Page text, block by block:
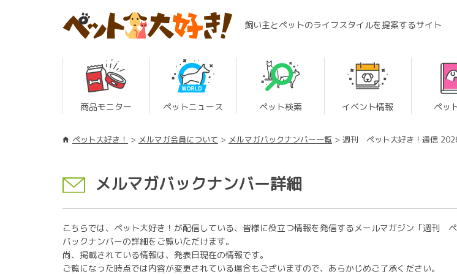
飼い主とペットのライフスタイルを提案するサイト
商品モニター ペットニュース ペット検索 イベント情報 ペッ
ペット大好き！ メルマガ会員について メルマガバックナンバー一覧 週刊 ペット大好き！通信
メルマガバックナンバー詳細
こちらでは、ペット大好き！が配信している、皆様に役立つ情報を発信するメールマガジン「週刊
バックナンバーの詳細をご覧いただけます。
尚、掲載されている情報は、発表日現在の情報です。
ご覧になった時点では内容が変更されている場合もございますので、あらかじめご了承ください。